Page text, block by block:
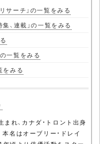
サーチ」の一覧をみる
集、連載」の一覧をみる
一覧をみる
をみる
れ、カナダ・トロント出身
名はオーブリー・ドレイ